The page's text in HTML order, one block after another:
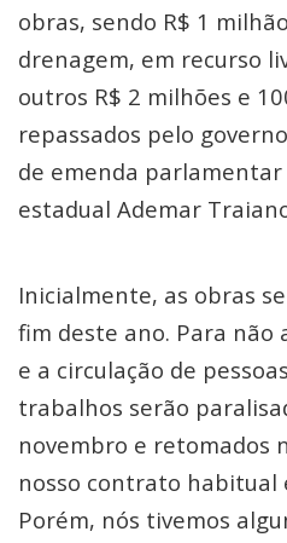
obras, sendo R$ 1
drenagem, em recurso
outros R$ 2 milhões e
repassados pelo
de emenda
estadual Ademar
Inicialmente, as obras
fim deste ano. Para
e a circulação de
trabalhos serão
novembro e retomados
nosso contrato habitual
Porém, nós tivemos